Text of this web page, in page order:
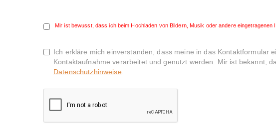
Mir ist bewusst, dass ich beim Hochladen von Bildern, Musik oder andere
Ich erkläre mich einverstanden, dass meine in das Kontaktformular
Kontaktaufnahme verarbeitet und genutzt werden. Mir ist bekannt,
Datenschutzhinweise.